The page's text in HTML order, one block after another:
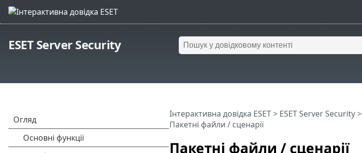
ESET Server Security
Пакетні файли / сценарії
Інтерактивна довідка ESET> ESET Server Security>
Пакетні файли / сценарії